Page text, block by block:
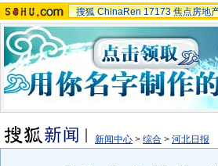
搜狐 ChinaRen 17173 焦点房地
新闻中心 > 综合 > 河北日报